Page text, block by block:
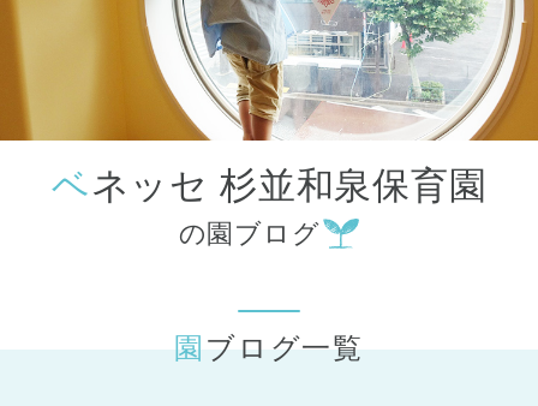
す
都道府県
から探す
ベネッセ 杉並和泉保育園
の園ブログ
園ブログ一覧